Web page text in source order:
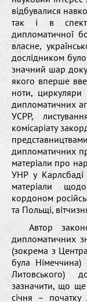
відбувалися
так і в
дипломатичної
власне,
дослідником
значний шар
якого вперше
ноти, циркуляри
дипломатичних
УСРР,
комісаріату
дипломатичних
матеріали про
УНР у
матеріали
кордоном
та Польщі,
Автор
дипломатичних
(зокрема з
була Німеччина)
Литовського)
зазначити, що
січня – початку